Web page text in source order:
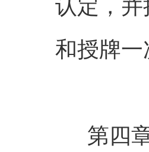
认定，并
和授牌一
第四